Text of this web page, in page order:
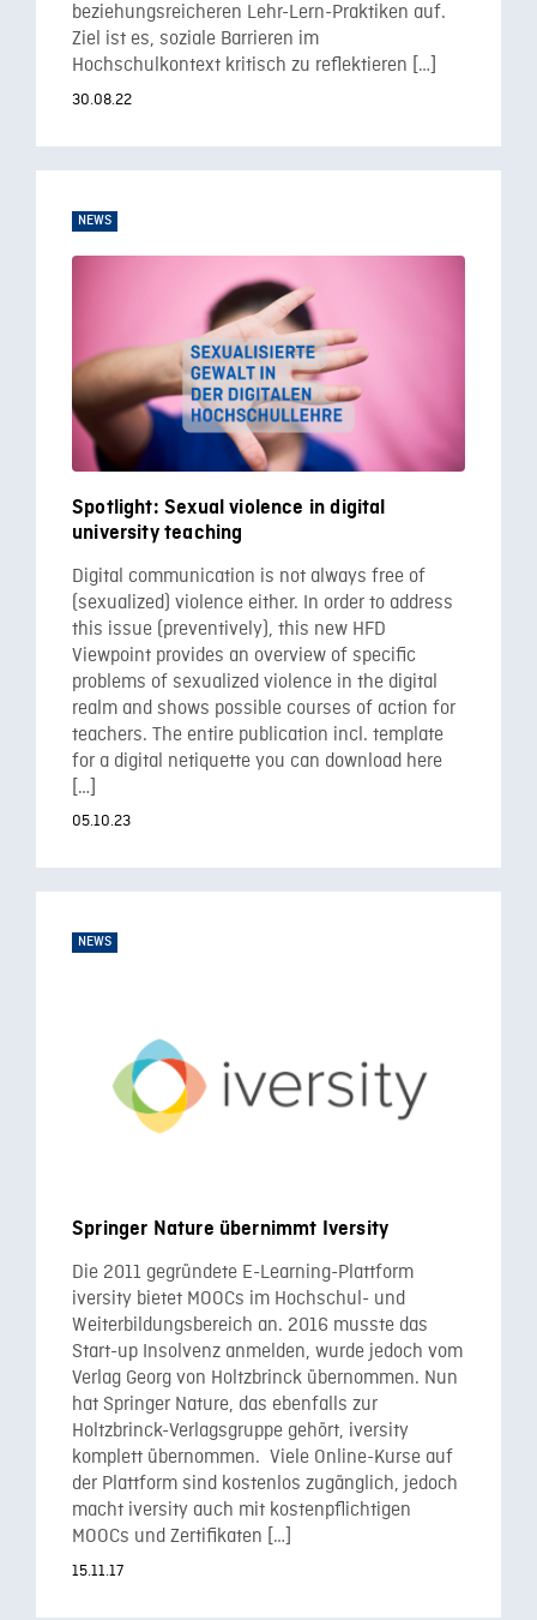
beziehungsreicheren Lehr-Lern-Praktiken auf.
Ziel ist es, soziale Barrieren im
Hochschulkontext kritisch zu reflektieren […]
30.08.22
NEWS
Spotlight: Sexual violence in digital
university teaching
Digital communication is not always free of
(sexualized) violence either. In order to address
this issue (preventively), this new HFD
Viewpoint provides an overview of specific
problems of sexualized violence in the digital
realm and shows possible courses of action for
teachers. The entire publication incl. template
for a digital netiquette you can download here
[…]
05.10.23
NEWS
Springer Nature übernimmt Iversity
Die 2011 gegründete E-Learning-Plattform
iversity bietet MOOCs im Hochschul- und
Weiterbildungsbereich an. 2016 musste das
Start-up Insolvenz anmelden, wurde jedoch vom
Verlag Georg von Holtzbrinck übernommen. Nun
hat Springer Nature, das ebenfalls zur
Holtzbrinck-Verlagsgruppe gehört, iversity
komplett übernommen. Viele Online-Kurse auf
der Plattform sind kostenlos zugänglich, jedoch
macht iversity auch mit kostenpflichtigen
MOOCs und Zertifikaten […]
15.11.17